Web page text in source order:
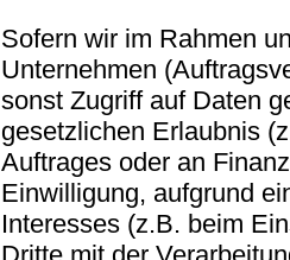
Sofern wir im Rahmen
Unternehmen
sonst Zugriff auf Daten
gesetzlichen Erlaubnis
Auftrages oder an
Einwilligung, aufgrund
Interesses (z.B. beim